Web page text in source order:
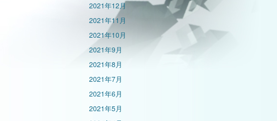
2021年12月
2021年11月
2021年10月
2021年9月
2021年8月
2021年7月
2021年6月
2021年5月